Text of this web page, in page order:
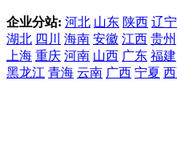
企业分站: 河北 山东 陕西 辽宁
湖北 四川 海南 安徽 江西 贵州
上海 重庆 河南 山西 广东 福建
黑龙江 青海 云南 广西 宁夏